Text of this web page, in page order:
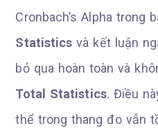
Cronbach’s Alpha trong
Statistics và kết luận
bỏ qua hoàn toàn và
Total Statistics. Điều
thể trong thang đo vẫn